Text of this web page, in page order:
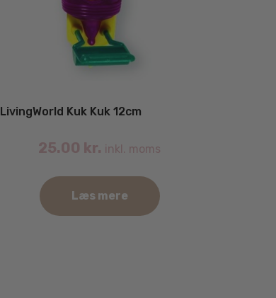
LivingWorld Kuk Kuk 12cm
25.00 kr. inkl. moms
Læs mere